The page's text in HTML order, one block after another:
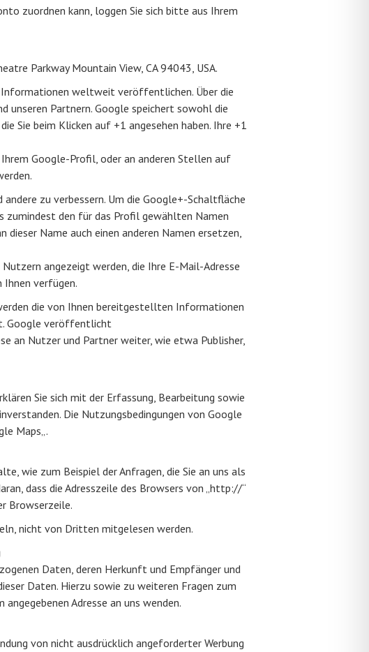
zuordnen kann, loggen Sie sich bitte aus Ihrem
Parkway Mountain View, CA 94043, USA.
weltweit veröffentlichen. Über die
unseren Partnern. Google speichert sowohl die
Sie beim Klicken auf +1 angesehen haben. Ihre +1
Google-Profil, oder an anderen Stellen auf
zu verbessern. Um die Google+-Schaltfläche
den für das Profil gewählten Namen
Name auch einen anderen Namen ersetzen,
angezeigt werden, die Ihre E-Mail-Adresse
verfügen.
die von Ihnen bereitgestellten Informationen
Google veröffentlicht
an Nutzer und Partner weiter, wie etwa Publisher,
Sie sich mit der Erfassung, Bearbeitung sowie
Die Nutzungsbedingungen von Google
Maps„.
wie zum Beispiel der Anfragen, die Sie an uns als
dass die Adresszeile des Browsers von „http://“
Browserzeile.
nicht von Dritten mitgelesen werden.
Daten, deren Herkunft und Empfänger und
Daten. Hierzu sowie zu weiteren Fragen zum
Adresse an uns wenden.
von nicht ausdrücklich angeforderter Werbung